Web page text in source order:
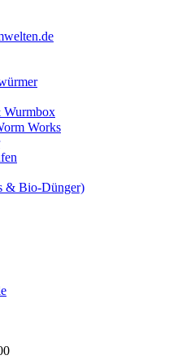
Wurmbox
Works
& Bio-Dünger)